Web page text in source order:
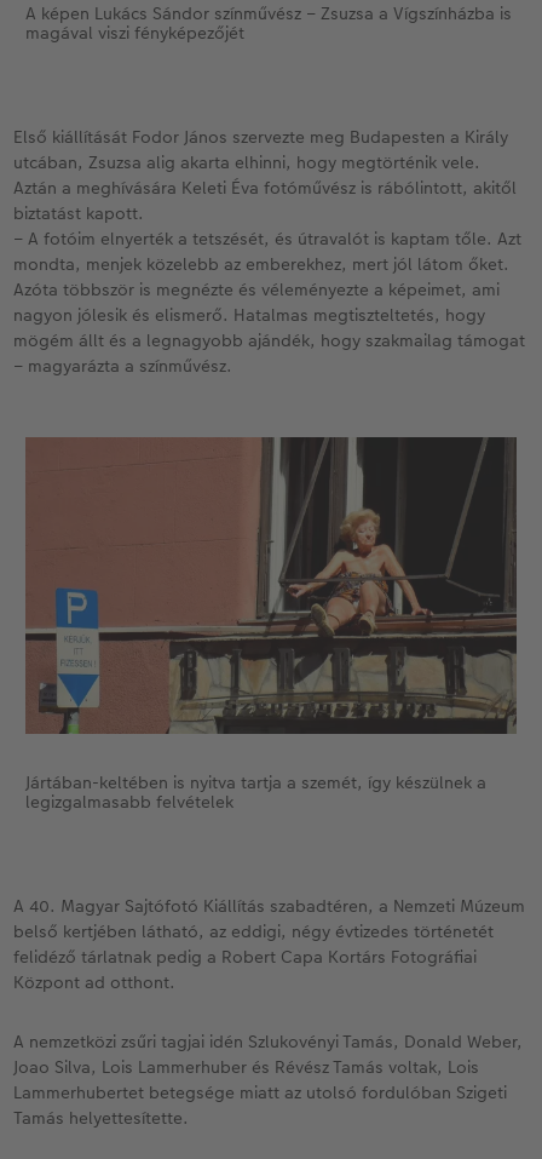
A képen Lukács Sándor színművész – Zsuzsa a Vígszínházba is
magával viszi fényképezőjét
Első kiállítását Fodor János szervezte meg Budapesten a Király
utcában, Zsuzsa alig akarta elhinni, hogy megtörténik vele.
Aztán a meghívására Keleti Éva fotóművész is rábólintott, akitől
biztatást kapott.
– A fotóim elnyerték a tetszését, és útravalót is kaptam tőle. Azt
mondta, menjek közelebb az emberekhez, mert jól látom őket.
Azóta többször is megnézte és véleményezte a képeimet, ami
nagyon jólesik és elismerő. Hatalmas megtiszteltetés, hogy
mögém állt és a legnagyobb ajándék, hogy szakmailag támogat
– magyarázta a színművész.
Jártában-keltében is nyitva tartja a szemét, így készülnek a
legizgalmasabb felvételek
A 40. Magyar Sajtófotó Kiállítás szabadtéren, a Nemzeti Múzeum
belső kertjében látható, az eddigi, négy évtizedes történetét
felidéző tárlatnak pedig a Robert Capa Kortárs Fotográfiai
Központ ad otthont.
A nemzetközi zsűri tagjai idén Szlukovényi Tamás, Donald Weber,
Joao Silva, Lois Lammerhuber és Révész Tamás voltak, Lois
Lammerhubertet betegsége miatt az utolsó fordulóban Szigeti
Tamás helyettesítette.